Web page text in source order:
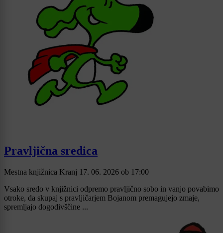
Pravljična sredica
Mestna knjižnica Kranj 17. 06. 2026 ob 17:00
Vsako sredo v knjižnici odpremo pravljično sobo in vanjo povabimo
otroke, da skupaj s pravljičarjem Bojanom premagujejo zmaje,
spremljajo dogodivščine ...